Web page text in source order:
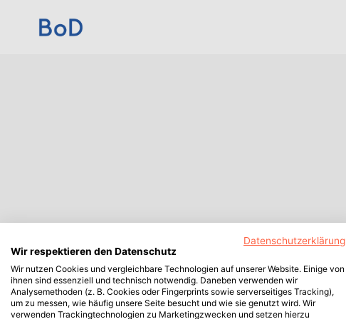
Datenschutzerklärung
Wir respektieren den Datenschutz
Wir nutzen Cookies und vergleichbare Technologien auf unserer Website. Einige von
ihnen sind essenziell und technisch notwendig. Daneben verwenden wir
Analysemethoden (z. B. Cookies oder Fingerprints sowie serverseitiges Tracking),
um zu messen, wie häufig unsere Seite besucht und wie sie genutzt wird. Wir
verwenden Trackingtechnologien zu Marketingzwecken und setzen hierzu